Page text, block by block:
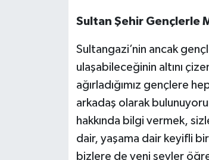
Sultan Şehir Gençlerle
Sultangazi’nin ancak
ulaşabileceğinin altını
ağırladığımız gençlere
arkadaş olarak
hakkında bilgi vermek,
dair, yaşama dair keyifli
bizlere de yeni şeyler